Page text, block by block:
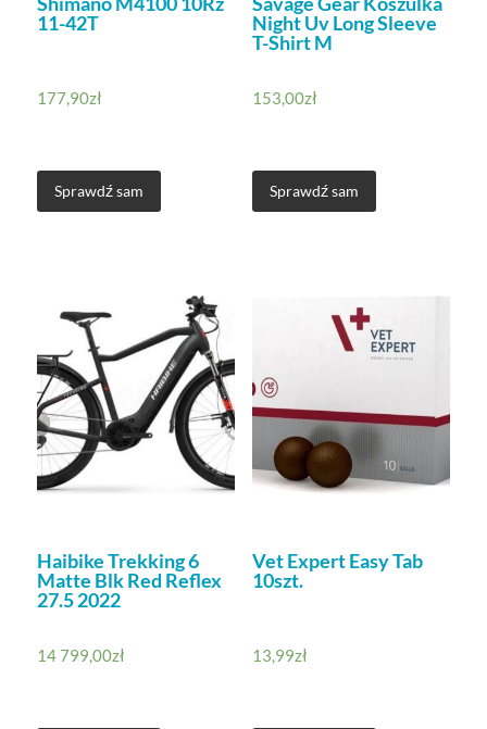
11-42T
177,90zł
Sprawdź sam
Night Uv Long Sleeve
T-Shirt M
153,00zł
Sprawdź sam
Haibike Trekking 6
Matte Blk Red Reflex
27.5 2022
14 799,00zł
Vet Expert Easy Tab
10szt.
13,99zł